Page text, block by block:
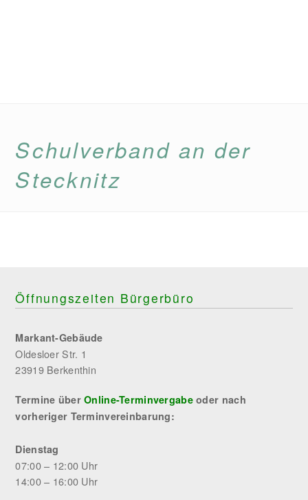
Menü
Schulverband an der
Stecknitz
Öffnungszeiten Bürgerbüro
Markant-Gebäude
Oldesloer Str. 1
23919 Berkenthin
Termine überOnline-Terminvergabeoder nach
vorheriger Terminvereinbarung:
Dienstag
07:00 – 12:00 Uhr
14:00 – 16:00 Uhr